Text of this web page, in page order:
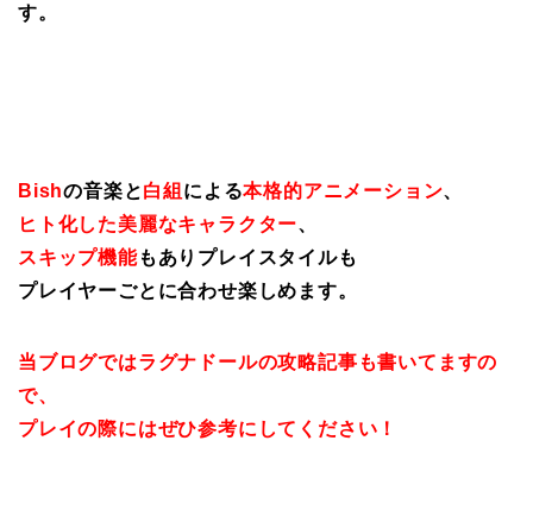
す。
Bishの音楽と白組 による本格的アニメーション、
ヒト化した美麗なキャラクター、
スキップ機能もありプレイスタイルも
プレイヤーごとに合わせ楽しめます。
当ブログではラグナドールの攻略記事も書いてますの
で、
プレイの際にはぜひ参考にしてください！